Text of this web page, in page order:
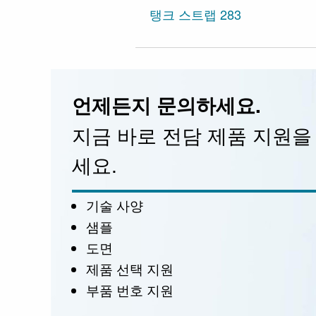
탱크 스트랩 283
언제든지 문의하세요.
지금 바로 전담 제품 지원
세요.
기술 사양
샘플
도면
제품 선택 지원
부품 번호 지원